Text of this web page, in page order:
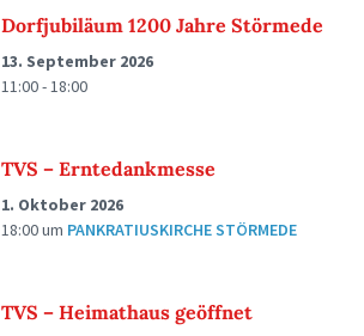
Dorfjubiläum 1200 Jahre Störmede
13. September 2026
11:00 - 18:00
TVS – Erntedankmesse
1. Oktober 2026
18:00um PANKRATIUSKIRCHE STÖRMEDE
TVS – Heimathaus geöffnet